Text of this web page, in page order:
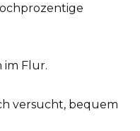
im Flur.
versucht, bequem